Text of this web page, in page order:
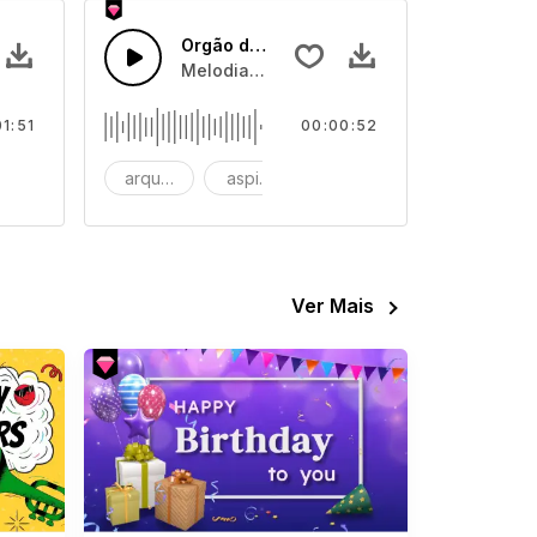
rítmica e melodias principais cativantes
e piano alegre com bateria de casa tropical
Orgão de Casamento
Melodia de órgão de casamento
arquitetura aspirante
00:00:52
Ver Mais